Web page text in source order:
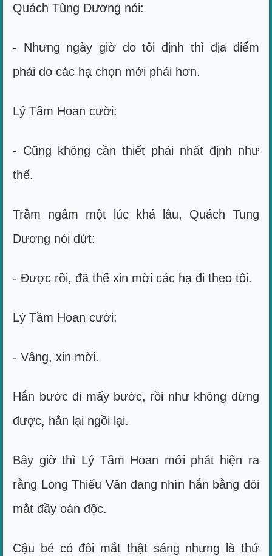
Quách Tùng Dương nói:
- Nhưng ngày giờ do tôi định thì địa điểm
phải do các hạ chọn mới phải hơn.
Lý Tầm Hoan cười:
- Cũng không cần thiết phải nhất định như
thế.
Trầm ngâm một lúc khá lâu, Quách Tung
Dương nói dứt:
- Được rồi, đã thế xin mời các hạ đi theo tôi.
Lý Tầm Hoan cười:
- Vâng, xin mời.
Hắn bước đi mấy bước, rồi như không dừng
được, hắn lại ngồi lại.
Bây giờ thì Lý Tầm Hoan mới phát hiện ra
rằng Long Thiếu Vân đang nhìn hắn bằng đôi
mắt đầy oán độc.
Cậu bé có đôi mắt thật sáng nhưng là thứ